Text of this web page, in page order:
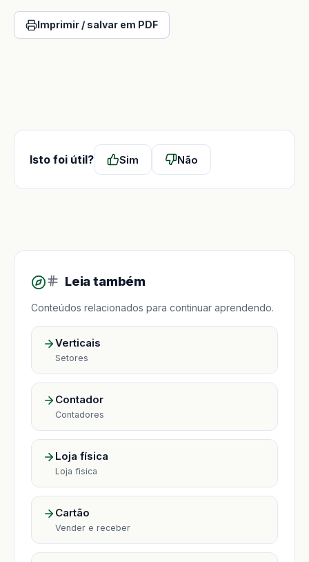
Imprimir / salvar em PDF
Isto foi útil? Sim Não
Leia também
Conteúdos relacionados para continuar aprendendo.
Verticais
Setores
Contador
Contadores
Loja física
Loja fisica
Cartão
Vender e receber